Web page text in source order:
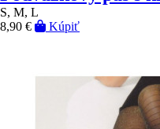
S, M, L
8,90 €
Kúpiť